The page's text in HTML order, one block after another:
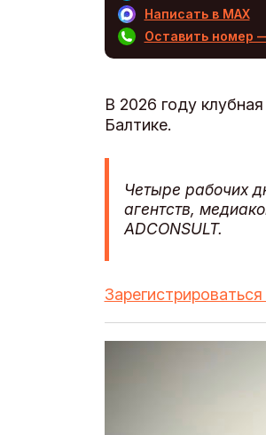
Написать в MAX
Оставить номер
В 2026 году
Балтике.
Четыре рабочих
агентств,
ADCONSULT.
Зарегистрироваться